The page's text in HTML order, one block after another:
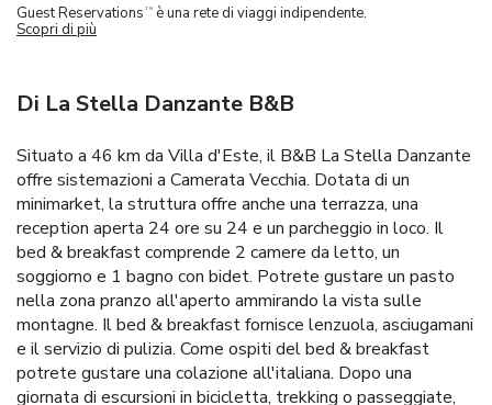
Guest Reservations TM
è una rete di viaggi indipendente.
Scopri di più
Di La Stella Danzante B&B
Situato a 46 km da Villa d'Este, il B&B La Stella Danzante
offre sistemazioni a Camerata Vecchia. Dotata di un
minimarket, la struttura offre anche una terrazza, una
reception aperta 24 ore su 24 e un parcheggio in loco. Il
bed & breakfast comprende 2 camere da letto, un
soggiorno e 1 bagno con bidet. Potrete gustare un pasto
nella zona pranzo all'aperto ammirando la vista sulle
montagne. Il bed & breakfast fornisce lenzuola, asciugamani
e il servizio di pulizia. Come ospiti del bed & breakfast
potrete gustare una colazione all'italiana. Dopo una
giornata di escursioni in bicicletta, trekking o passeggiate,